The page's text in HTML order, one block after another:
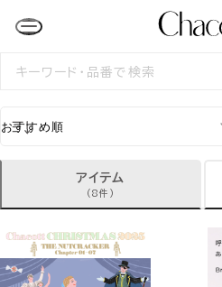
検
アイテム
(8件)